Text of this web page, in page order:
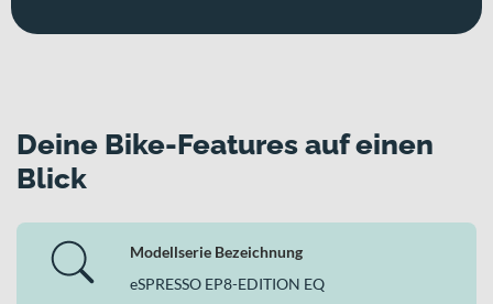
Deine Bike-Features auf einen
Blick
Modellserie Bezeichnung
eSPRESSO EP8-EDITION EQ